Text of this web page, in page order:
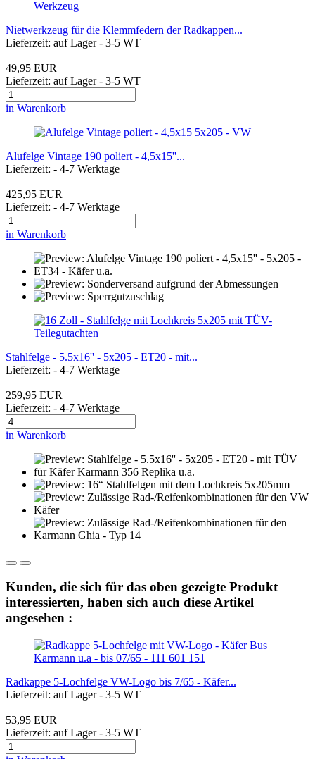
Nietwerkzeug für die Klemmfedern der Radkappen...
Lieferzeit: auf Lager - 3-5 WT
49,95 EUR
Lieferzeit: auf Lager - 3-5 WT
in Warenkorb
Alufelge Vintage 190 poliert - 4,5x15''...
Lieferzeit: - 4-7 Werktage
425,95 EUR
Lieferzeit: - 4-7 Werktage
in Warenkorb
Stahlfelge - 5.5x16'' - 5x205 - ET20 - mit...
Lieferzeit: - 4-7 Werktage
259,95 EUR
Lieferzeit: - 4-7 Werktage
in Warenkorb
Kunden, die sich für das oben gezeigte Produkt
interessierten, haben sich auch diese Artikel
angesehen :
Radkappe 5-Lochfelge VW-Logo bis 7/65 - Käfer...
Lieferzeit: auf Lager - 3-5 WT
53,95 EUR
Lieferzeit: auf Lager - 3-5 WT